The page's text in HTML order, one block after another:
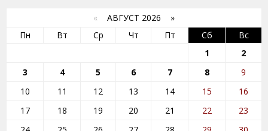
« АВГУСТ 2026 »
Пн
Вт Ср Чт Пт Сб
Вс
1
2
3
4 5 6 7 8
9
10
11 12 13 14 15
16
17
18 19 20 21 22
23